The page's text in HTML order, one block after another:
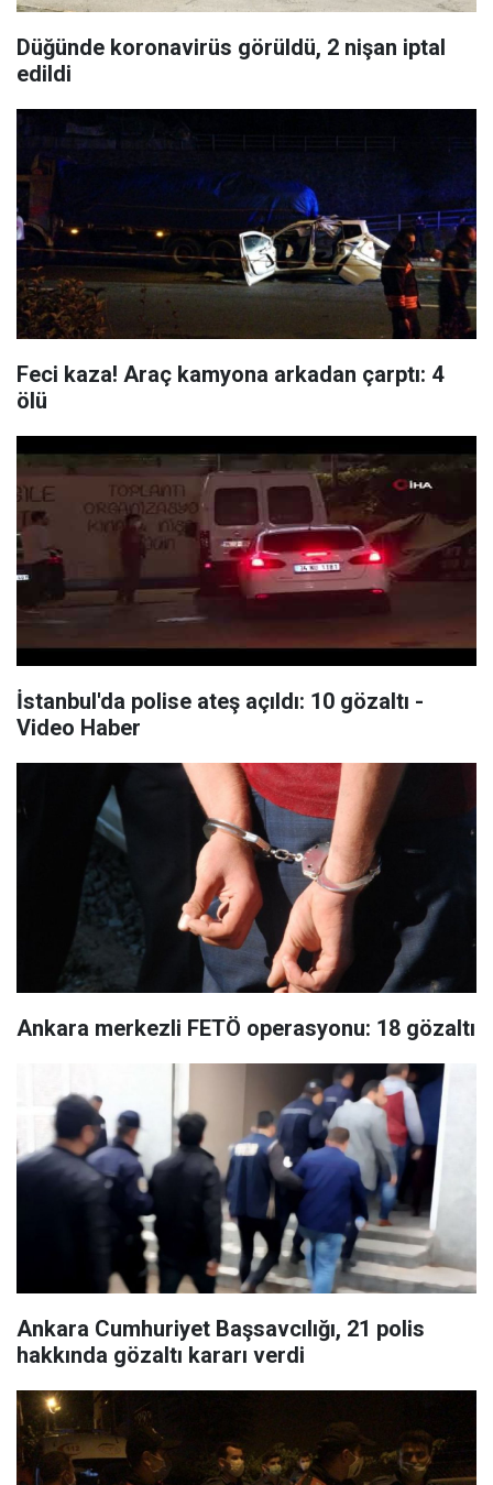
Düğünde koronavirüs görüldü, 2 nişan iptal
edildi
Feci kaza! Araç kamyona arkadan çarptı: 4
ölü
İstanbul'da polise ateş açıldı: 10 gözaltı -
Video Haber
Ankara merkezli FETÖ operasyonu: 18 gözaltı
Ankara Cumhuriyet Başsavcılığı, 21 polis
hakkında gözaltı kararı verdi